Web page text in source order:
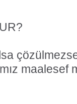
maalesef